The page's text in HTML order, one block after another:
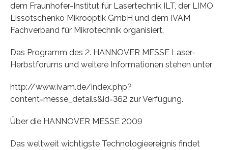
dem Fraunhofer-Institut für Lasertechnik ILT, der LIMO
Lissotschenko Mikrooptik GmbH und dem IVAM
Fachverband für Mikrotechnik organisiert.
Das Programm des 2. HANNOVER MESSE Laser-
Herbstforums und weitere Informationen stehen unter
http://www.ivam.de/index.php?
content=messe_details&id=362 zur Verfügung.
Über die HANNOVER MESSE 2009
Das weltweit wichtigste Technologieereignis findet